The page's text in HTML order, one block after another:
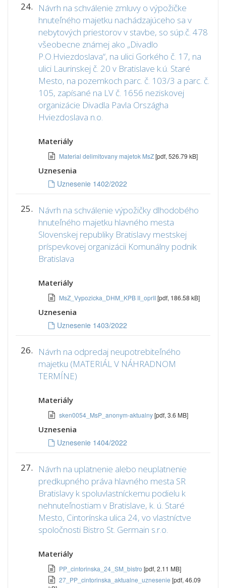
24.
Návrh na schválenie zmluvy o výpožičke
hnuteľného majetku nachádzajúceho sa v
nebytových priestorov v stavbe, so súp.č. 478
všeobecne známej ako „Divadlo
P.O.Hviezdoslava“, na ulici Gorkého č. 17, na
ulici Laurinskej č. 20 v Bratislave k.ú. Staré
Mesto, na pozemkoch parc. č. 103/3 a parc. č.
105, zapísané na LV č. 1656 neziskovej
organizácie Divadla Pavla Országha
Hviezdoslava n.o.
Materiály
Material delimitovany majetok MsZ[pdf, 526.79 kB]
Uznesenia
Uznesenie 1402/2022
25.
Návrh na schválenie výpožičky dlhodobého
hnuteľného majetku hlavného mesta
Slovenskej republiky Bratislavy mestskej
príspevkovej organizácii Komunálny podnik
Bratislava
Materiály
MsZ_Vypozicka_DHM_KPB II_oprII[pdf, 186.58 kB]
Uznesenia
Uznesenie 1403/2022
26.
Návrh na odpredaj neupotrebiteľného
majetku (MATERIÁL V NÁHRADNOM
TERMÍNE)
Materiály
sken0054_MsP_anonym-aktualny[pdf, 3.6 MB]
Uznesenia
Uznesenie 1404/2022
27.
Návrh na uplatnenie alebo neuplatnenie
predkupného práva hlavného mesta SR
Bratislavy k spoluvlastníckemu podielu k
nehnuteľnostiam v Bratislave, k. ú. Staré
Mesto, Cintorínska ulica 24, vo vlastníctve
spoločnosti Bistro St. Germain s.r.o.
Materiály
PP_cintorinska_24_SM_bistro [pdf, 2.11 MB]
27_PP_cintorinska_aktualne_uznesenie [pdf, 46.09